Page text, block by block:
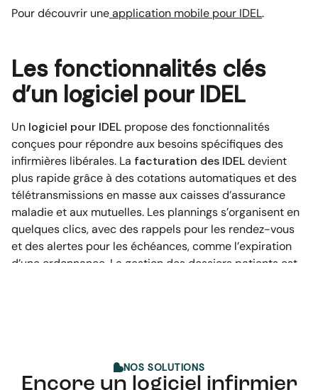
Pour découvrir uneapplication mobile pour IDEL.
Les fonctionnalités clés
d’un logiciel pour IDEL
Un logiciel pour IDEL propose des fonctionnalités
conçues pour répondre aux besoins spécifiques des
infirmières libérales. La facturation des IDELdevient
plus rapide grâce à des cotations automatiques et des
télétransmissions en masse aux caisses d’assurance
maladie et aux mutuelles. Les plannings s’organisent en
quelques clics, avec des rappels pour les rendez-vous
et des alertes pour les échéances, comme l’expiration
d’une ordonnance. La gestion des dossiers patients est
logiciels infirmiersintègrent aussi des
outils de suivi des paiements, des statistiques d’activité
NOS SOLUTIONS
Encore un logiciel infirmier